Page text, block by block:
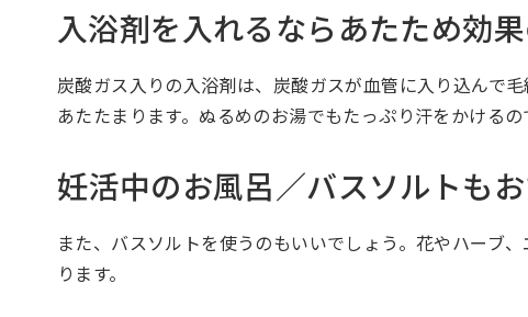
入浴剤を入れるならあたため効果
炭酸ガス入りの入浴剤は、炭酸ガスが血管に入り込んで
あたたまります。ぬるめのお湯でもたっぷり汗をかける
妊活中のお風呂／バスソルトもお
また、バスソルトを使うのもいいでしょう。花やハーブ
ります。